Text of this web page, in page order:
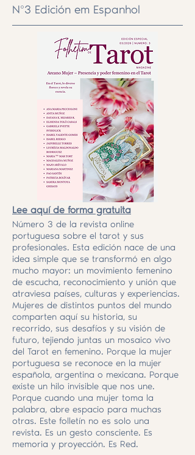
Nº3 Edición em Espanhol
Lee aquí de forma gratuita
Número 3 de la revista online
portuguesa sobre el tarot y sus
profesionales. Esta edición nace de una
idea simple que se transformó en algo
mucho mayor: un movimiento femenino
de escucha, reconocimiento y unión que
atraviesa países, culturas y experiencias.
Mujeres de distintos puntos del mundo
comparten aquí su historia, su
recorrido, sus desafíos y su visión de
futuro, tejiendo juntas un mosaico vivo
del Tarot en femenino. Porque la mujer
portuguesa se reconoce en la mujer
española, argentina o mexicana. Porque
existe un hilo invisible que nos une.
Porque cuando una mujer toma la
palabra, abre espacio para muchas
otras. Este folletín no es solo una
revista. Es un gesto consciente. Es
memoria y proyección. Es Red.